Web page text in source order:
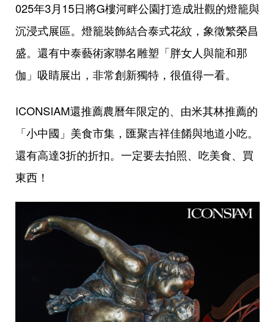
025年3月15日將G樓河畔公園打造成壯觀的燈籠與
沉浸式展區。燈籠裝飾結合泰式花紋，象徵繁榮昌
盛。還有中泰藝術家聯名雕塑「胖女人與龍和那
伽」吸睛展出，非常創新獨特，很值得一看。
ICONSIAM還推薦農曆年限定的、由米其林推薦的
「小中國」美食市集，匯聚吉祥佳餚與地道小吃。
還有高達3折的折扣。一定要去拍照、吃美食、買
東西！